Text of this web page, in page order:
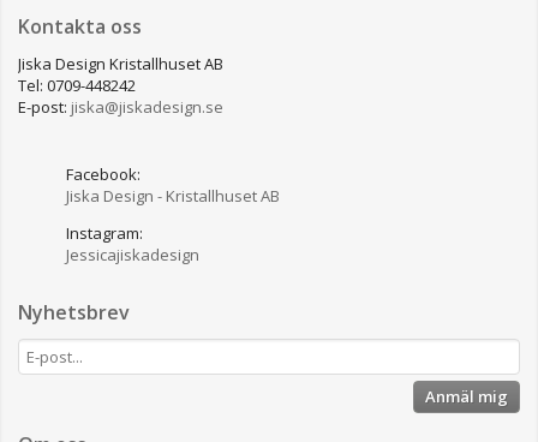
Kontakta oss
Jiska Design Kristallhuset AB
Tel: 0709-448242
E-post: jiska@jiskadesign.se
Facebook:
Jiska Design - Kristallhuset AB
Instagram:
Jessicajiskadesign
Nyhetsbrev
Anmäl mig